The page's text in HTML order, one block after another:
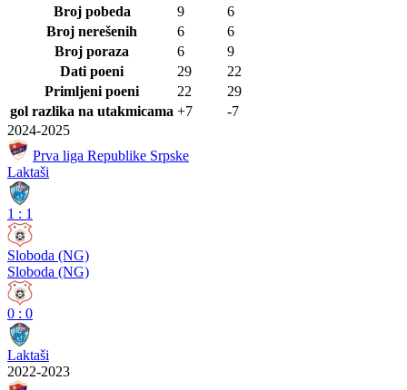
Broj pobeda
9
6
Broj nerešenih
6
6
Broj poraza
6
9
Dati poeni
29
22
Primljeni poeni
22
29
gol razlika na utakmicama +7
-7
2024-2025
Prva liga Republike Srpske
Laktaši
1 : 1
Sloboda (NG)
Sloboda (NG)
0 : 0
Laktaši
2022-2023